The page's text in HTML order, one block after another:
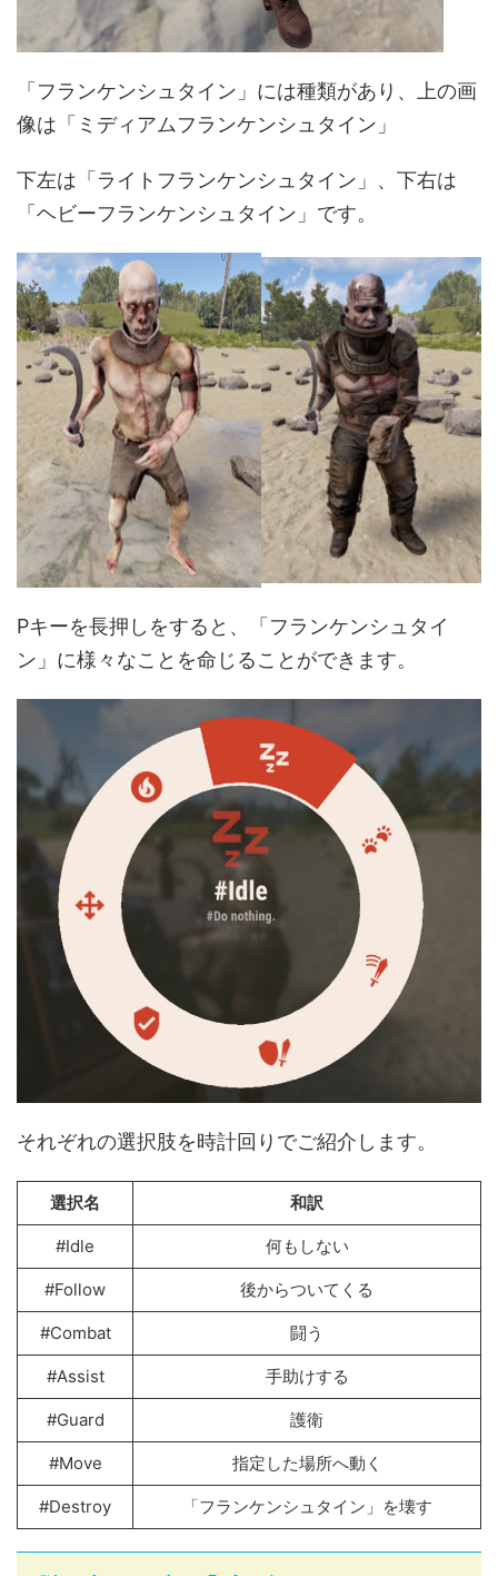
「フランケンシュタイン」には種類があり、上の画
像は「ミディアムフランケンシュタイン」
下左は「ライトフランケンシュタイン」、下右は
「ヘビーフランケンシュタイン」です。
Pキーを長押しをすると、「フランケンシュタイ
ン」に様々なことを命じることができます。
それぞれの選択肢を時計回りでご紹介します。
選択名 和訳
#Idle 何もしない
#Follow 後からついてくる
#Combat 闘う
#Assist 手助けする
#Guard 護衛
#Move 指定した場所へ動く
#Destroy 「フランケンシュタイン」を壊す